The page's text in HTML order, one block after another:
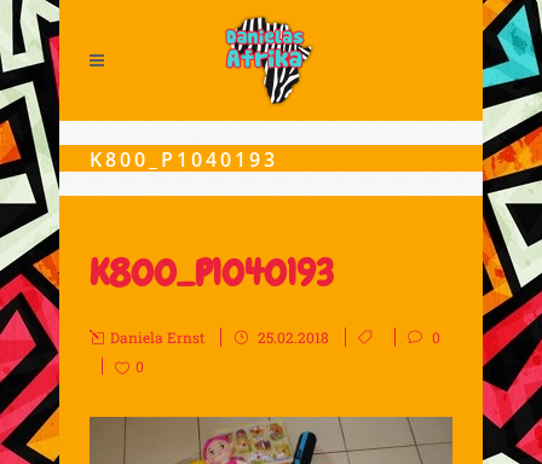
K800_P1040193
K800_P1040193
Daniela Ernst 25.02.2018
0
0